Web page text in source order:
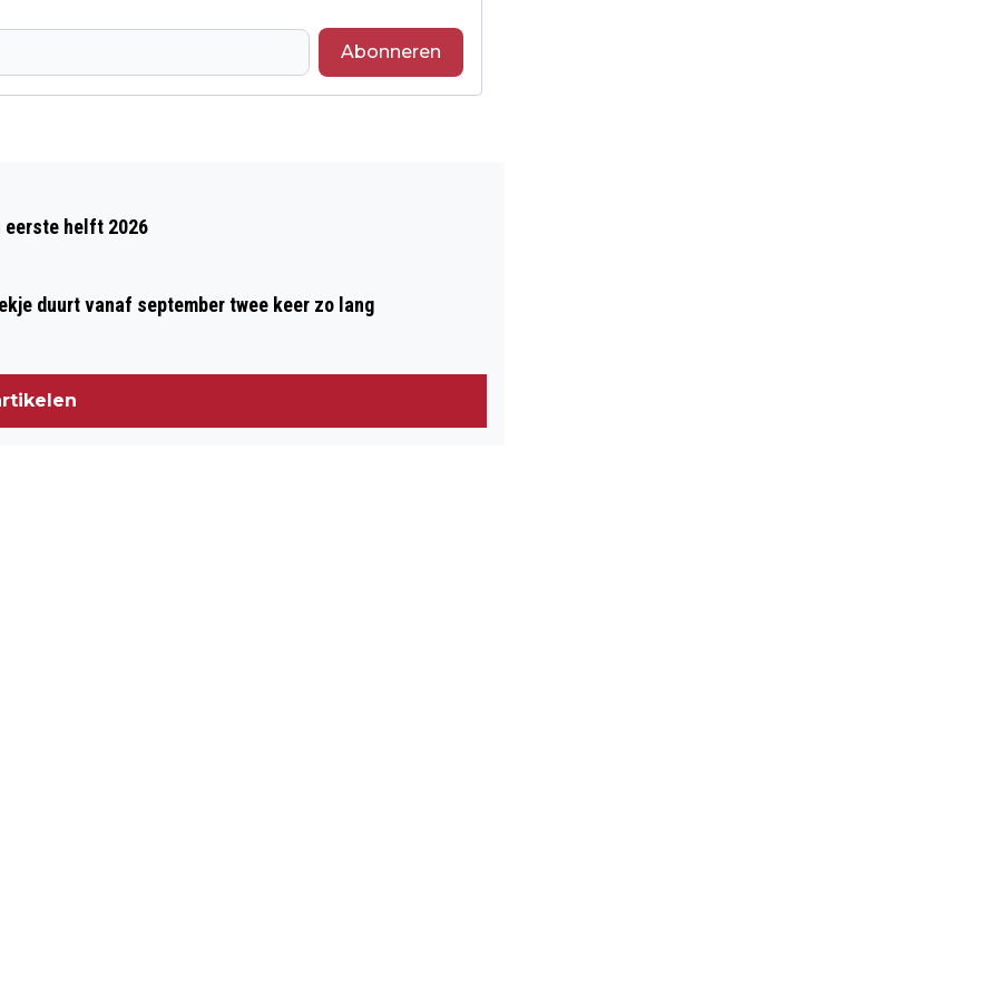
Abonneren
LESTE MERT: EEUWENOUDE TRADITIE
eerste helft 2026
duurt vanaf september twee keer zo lang